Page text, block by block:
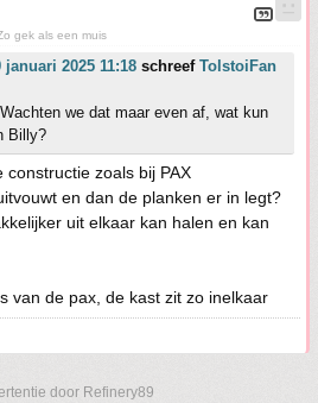
gek als een muis
2025 11:18 schreef TolstoiFan
we dat maar even af, wat kun
Billy?
zoals bij PAX
en dan de planken er in legt?
uit elkaar kan halen en kan
van de pax, de kast zit zo inelkaar
door Refinery89